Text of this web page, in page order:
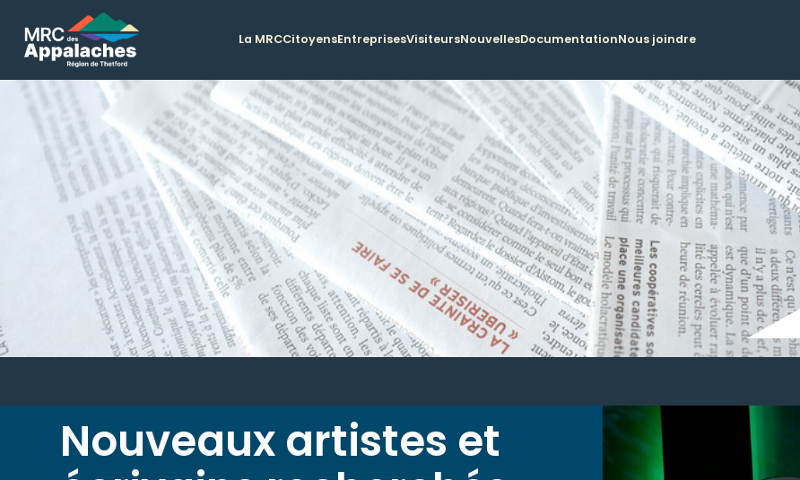
La MRCCitoyensEntreprisesVisiteursNouvellesDocumentationNous joindre
Nouveaux artistes et